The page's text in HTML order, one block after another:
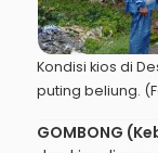
Kondisi kios di
puting beliung.
GOMBONG